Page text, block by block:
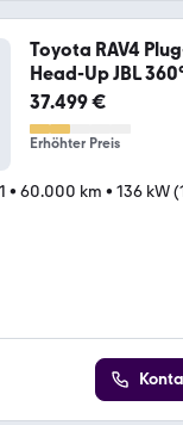
Toyota RAV4
Head-
37.499 €
Erhöhter Preis
• 60.000 km • 136 kW